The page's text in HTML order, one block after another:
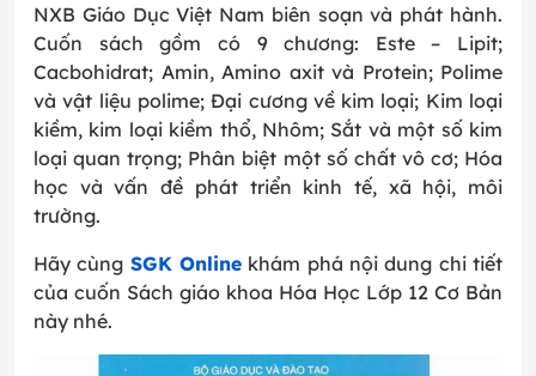
NXB Giáo Dục Việt Nam biên soạn và phát hành.
Cuốn sách gồm có 9 chương: Este – Lipit;
Cacbohidrat; Amin, Amino axit và Protein; Polime
và vật liệu polime; Đại cương về kim loại; Kim loại
kiềm, kim loại kiềm thổ, Nhôm; Sắt và một số kim
loại quan trọng; Phân biệt một số chất vô cơ; Hóa
học và vấn đề phát triển kinh tế, xã hội, môi
trường.
Hãy cùng SGK Online khám phá nội dung chi tiết
của cuốn Sách giáo khoa Hóa Học Lớp 12 Cơ Bản
này nhé.